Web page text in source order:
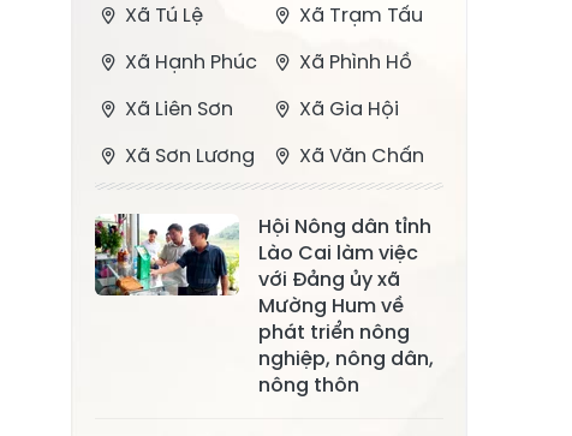
Xã Tú Lệ
Xã Trạm Tấu
Xã Hạnh Phúc
Xã Phình Hồ
Xã Liên Sơn
Xã Gia Hội
Xã Sơn Lương
Xã Văn Chấn
Bằng La
Xã Chấn Thịnh
Xã Nghĩa Tâm
Xã Phong Dụ
Hạ
Xã Lâm Giang
Hội Nông dân tỉnh
Lào Cai làm việc
với Đảng ủy xã
Mường Hum về
phát triển nông
nghiệp, nông dân,
nông thôn